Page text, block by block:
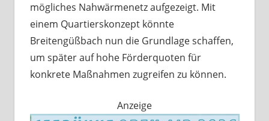
mögliches Nahwärmenetz aufgezeigt. Mit
einem Quartierskonzept könnte
Breitengüßbach nun die Grundlage schaffen,
um später auf hohe Förderquoten für
konkrete Maßnahmen zugreifen zu können.
Anzeige